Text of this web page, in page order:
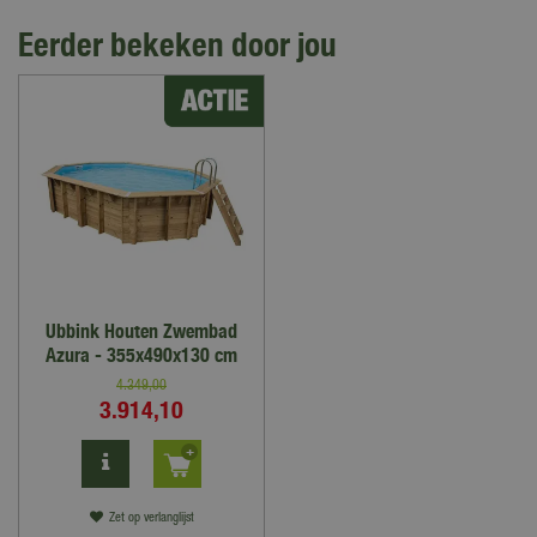
Eerder bekeken door jou
Ubbink Houten Zwembad
Azura - 355x490x130 cm
4.349,00
3.914,10
Zet op verlanglijst